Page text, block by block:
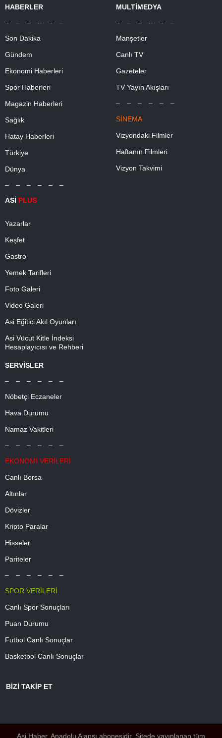
HABERLER
– – – – – –
Son Dakika
Gündem
Ekonomi Haberleri
Spor Haberleri
Magazin Haberleri
Sağlık
Hatay Haberleri
Türkiye
Dünya
– – – – – –
ASİ PLUS
Yazarlar
Keşfet
Gastro
Yemek Tarifleri
Foto Galeri
Video Galeri
Asi Eğitici Akıl Oyunları
Asi Vücut Kitle İndeksi
Hesaplayıcısı ve Rehberi
MULTİMEDYA
– – – – – –
Manşetler
Canlı TV
Gazeteler
TV Yayın Akışları
– – – – – –
SİNEMA
Vizyondaki Filmler
Haftanın Filmleri
Vizyon Takvimi
SERVİSLER
– – – – – –
Nöbetçi Eczaneler
Hava Durumu
Namaz Vakitleri
– – – – – –
EKONOMİ VERİLERİ
Canlı Borsa
Altınlar
Dövizler
Kripto Paralar
Hisseler
Pariteler
– – – – – –
SPOR VERİLERİ
Canlı Spor Sonuçları
Puan Durumu
Futbol Canlı Sonuçlar
Basketbol Canlı Sonuçlar
BİZİ TAKİP ET
Asi Haber, Anadolu Ajansı abonesidir. Sitede yayınlanan tüm